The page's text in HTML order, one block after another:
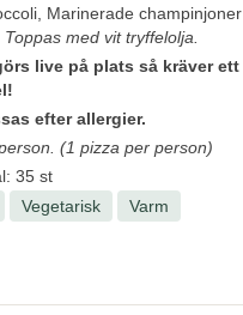
Marinerade champinjoner
Toppas med vit tryffelolja.
live på plats så kräver ett
efter allergier.
(1 pizza per person)
35 st
Vegetarisk Varm